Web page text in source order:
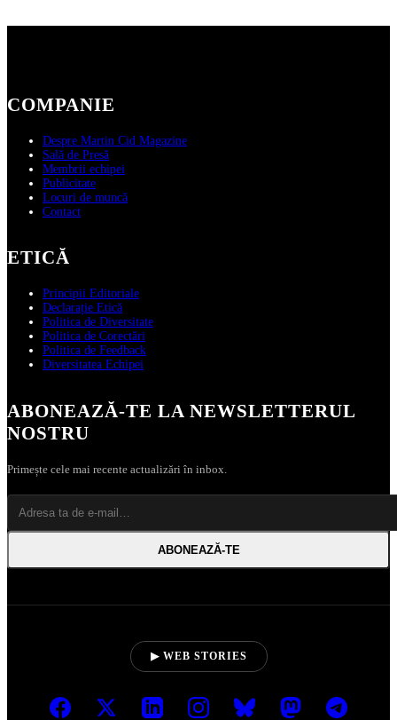
COMPANIE
Despre Martin Cid Magazine
Sală de Presă
Membrii echipei
Publicitate
Locuri de muncă
Contact
ETICĂ
Principii Editoriale
Declarație Etică
Politica de Diversitate
Politica de Corectări
Politica de Feedback
Diversitatea Echipei
ABONEAZĂ‑TE LA NEWSLETTERUL
NOSTRU
Primește cele mai recente actualizări în inbox.
ABONEAZĂ‑TE
▶ WEB STORIES